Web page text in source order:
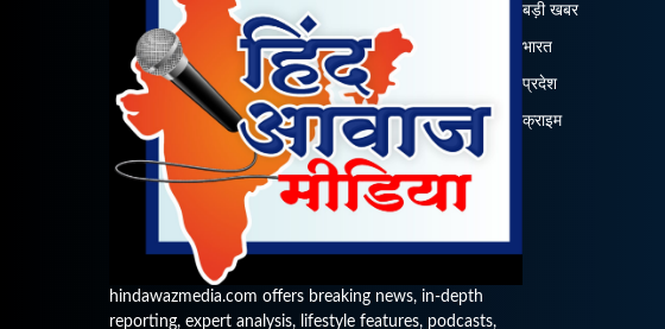
hindawazmedia.com offers breaking news, in-depth
reporting, expert analysis, lifestyle features, podcasts,
बड़ी खबर
भारत
प्रदेश
क्राइम